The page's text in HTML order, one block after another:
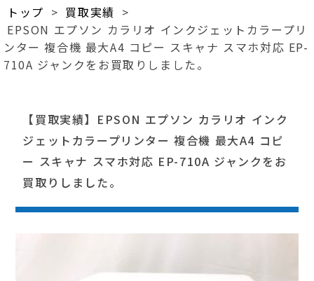
トップ > 買取実績 >
EPSON エプソン カラリオ インクジェットカラープリ
ンター 複合機 最大A4 コピー スキャナ スマホ対応 EP-
710A ジャンクをお買取りしました。
【買取実績】EPSON エプソン カラリオ インク
ジェットカラープリンター 複合機 最大A4 コピ
ー スキャナ スマホ対応 EP-710A ジャンクをお
買取りしました。